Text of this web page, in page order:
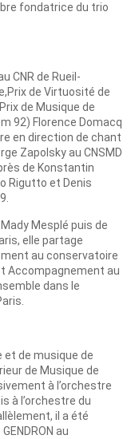
fondatrice du trio
CNR de Rueil-
de Virtuosité de
de Musique de
92) Florence Domacq
en direction de chant
Zapolsky au CNSMD
de Konstantin
Rigutto et Denis
Mesplé puis de
elle partage
au conservatoire
Accompagnement au
dans le
et de musique de
de Musique de
à l’orchestre
à l’orchestre du
il a été
au